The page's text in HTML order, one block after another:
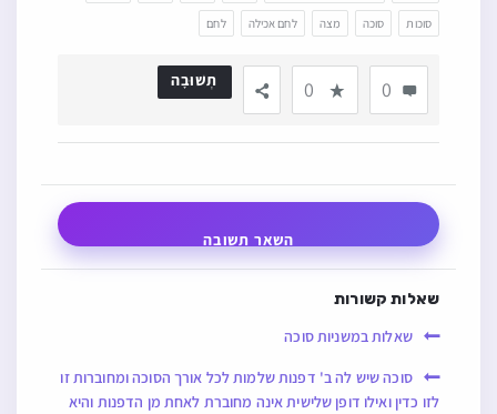
לחם לחם אכילה מצה סוכה סוכות
0
0 תְשׁוּבָה
השאר תשובה
שאלות קשורות
שאלות במשניות סוכה
סוכה שיש לה ב' דפנות שלמות לכל אורך הסוכה ומחוברות זו
לזו כדין ואילו דופן שלישית אינה מחוברת לאחת מן הדפנות והיא